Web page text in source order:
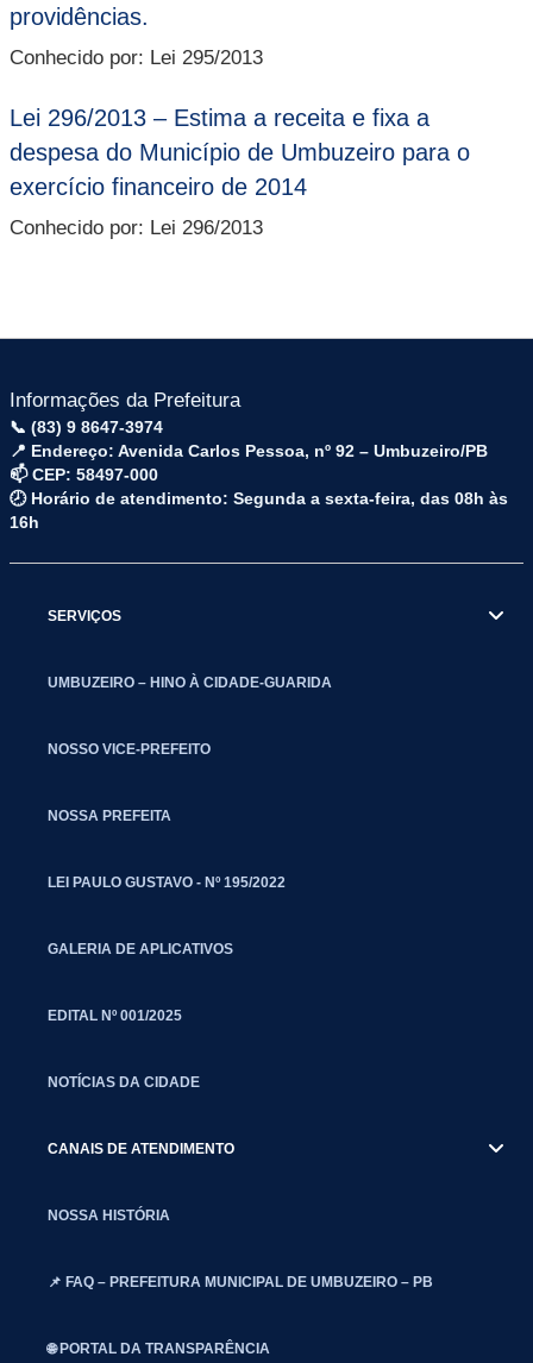
providências.
Conhecido por: Lei 295/2013
Lei 296/2013 – Estima a receita e fixa a
despesa do Município de Umbuzeiro para o
exercício financeiro de 2014
Conhecido por: Lei 296/2013
Informações da Prefeitura
📞 (83) 9 8647-3974
📍 Endereço: Avenida Carlos Pessoa, nº 92 – Umbuzeiro/PB
📫 CEP: 58497-000
🕗 Horário de atendimento: Segunda a sexta-feira, das 08h às
16h
SERVIÇOS
UMBUZEIRO – HINO À CIDADE-GUARIDA
NOSSO VICE-PREFEITO
NOSSA PREFEITA
LEI PAULO GUSTAVO - Nº 195/2022
GALERIA DE APLICATIVOS
EDITAL Nº 001/2025
NOTÍCIAS DA CIDADE
CANAIS DE ATENDIMENTO
NOSSA HISTÓRIA
📌 FAQ – PREFEITURA MUNICIPAL DE UMBUZEIRO – PB
🌐 PORTAL DA TRANSPARÊNCIA